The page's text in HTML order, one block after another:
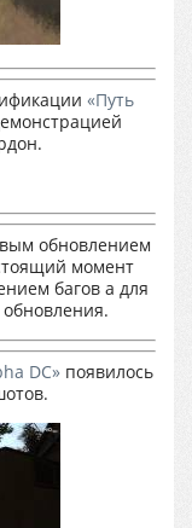
«Путь
обновлением
момент
багов а для
обновления.
DC» появилось